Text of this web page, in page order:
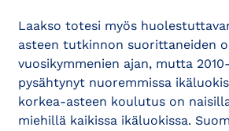
Laakso totesi myös
asteen tutkinnon suorittaneiden
vuosikymmenien ajan, mutta
pysähtynyt nuoremmissa
korkea-asteen koulutus on
miehillä kaikissa ikäluokissa.